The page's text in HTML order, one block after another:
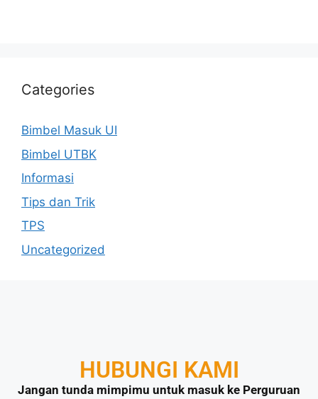
Categories
Bimbel Masuk UI
Bimbel UTBK
Informasi
Tips dan Trik
TPS
Uncategorized
HUBUNGI KAMI
Jangan tunda mimpimu untuk masuk ke Perguruan